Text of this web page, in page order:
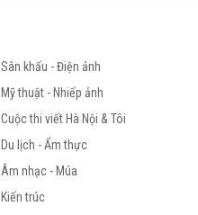
Sân khấu - Điện ảnh
Mỹ thuật - Nhiếp ảnh
Cuộc thi viết Hà Nội & Tôi
Du lịch - Ẩm thực
Âm nhạc - Múa
Kiến trúc